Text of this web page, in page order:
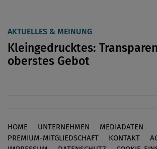
AKTUELLES & MEINUNG
Kleingedrucktes:
oberstes Gebot
Footer
HOME UNTERNEHMEN
MEDIADATEN
PREMIUM-MITGLIEDSCHAFT
KONTAKT